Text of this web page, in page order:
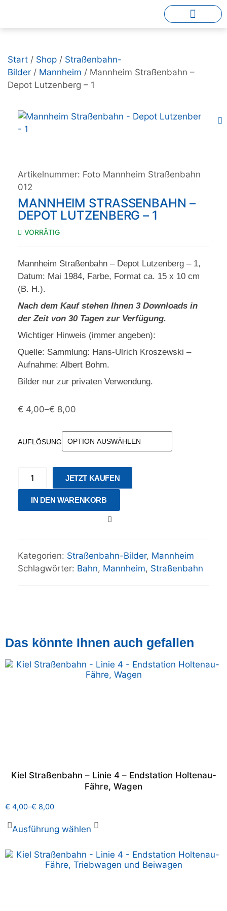
Start / Shop / Straßenbahn-
Bilder / Mannheim / Mannheim Straßenbahn –
Depot Lutzenberg – 1
Artikelnummer: Foto Mannheim Straßenbahn
012
MANNHEIM STRASSENBAHN – D
EPOT LUTZENBERG – 1
VORRÄTIG
Mannheim Straßenbahn – Depot Lutzenberg – 1,
Datum: Mai 1984, Farbe, Format ca. 15 x 10 cm
(B. H.).
Nach dem Kauf stehen Ihnen 3 Downloads in
der Zeit von 30 Tagen zur Verfügung.
Wichtiger Hinweis (immer angeben):
Quelle: Sammlung: Hans-Ulrich Kroszewski –
Aufnahme: Albert Bohm.
Bilder nur zur privaten Verwendung.
€ 4,00–€ 8,00
AUFLÖSUNG
JETZT KAUFEN
IN DEN WARENKORB
Kategorien: Straßenbahn-Bilder, Mannheim
Schlagwörter: Bahn, Mannheim, Straßenbahn
Das könnte Ihnen auch gefallen
Kiel Straßenbahn – Linie 4 – Endstation Holtenau-
Fähre, Wagen
€ 4,00–€ 8,00
Ausführung wählen